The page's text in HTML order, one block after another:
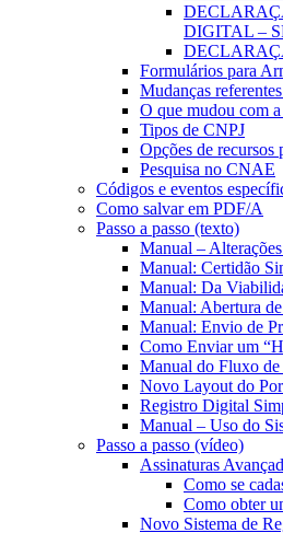
DIGITAL –
Formulários para
Mudanças
O que mudou com
Tipos de CNPJ
Opções de recursos
Pesquisa no CNAE
Códigos e eventos
Como salvar em PDF/A
Passo a passo (texto)
Manual –
Manual: Certidão
Manual: Da
Manual: Abertura
Manual: Envio de
Como Enviar um
Manual do Fluxo
Novo Layout do
Registro Digital
Manual – Uso do
Passo a passo (vídeo)
Assinaturas
Como se
Como obter
Novo Sistema de